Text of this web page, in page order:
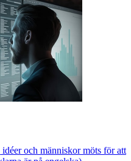
och människor möts för att